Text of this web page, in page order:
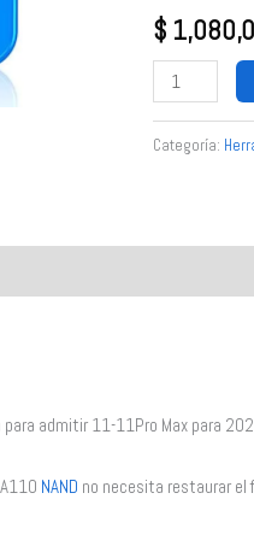
$
8/8P/X/XR/XS/
cantidad
Categoría:
admitir 11-11Pro Max para
NAND no necesita restaurar el